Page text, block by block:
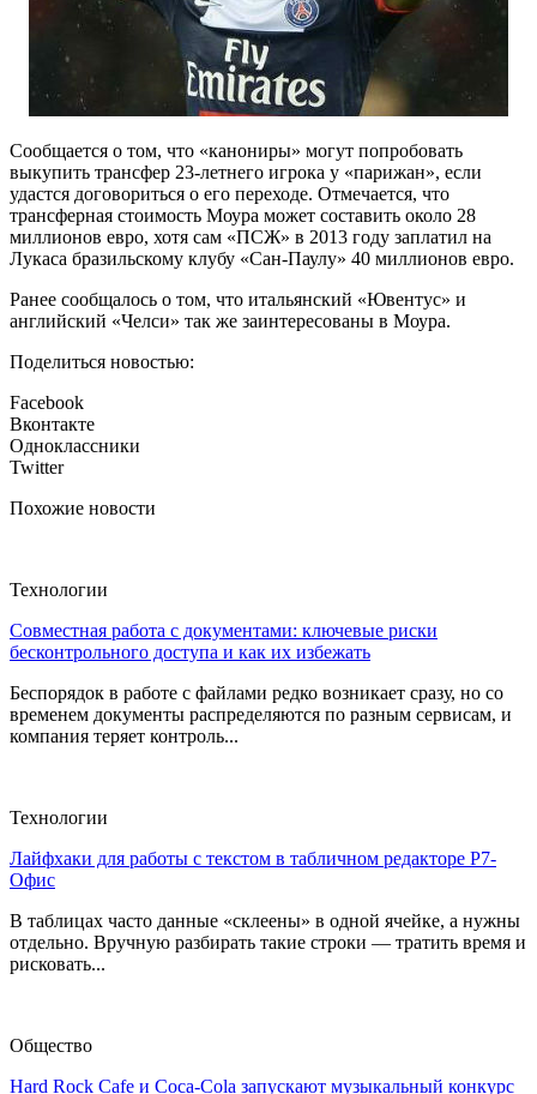
Сообщается о том, что «канониры» могут попробовать
выкупить трансфер 23-летнего игрока у «парижан», если
удастся договориться о его переходе. Отмечается, что
трансферная стоимость Моура может составить около 28
миллионов евро, хотя сам «ПСЖ» в 2013 году заплатил на
Лукаса бразильскому клубу «Сан-Паулу» 40 миллионов евро.
Ранее сообщалось о том, что итальянский «Ювентус» и
английский «Челси» так же заинтересованы в Моура.
Поделиться новостью:
Facebook
Вконтакте
Одноклассники
Twitter
Похожие новости
Технологии
Совместная работа с документами: ключевые риски
бесконтрольного доступа и как их избежать
Беспорядок в работе с файлами редко возникает сразу, но со
временем документы распределяются по разным сервисам, и
компания теряет контроль...
Технологии
Лайфхаки для работы с текстом в табличном редакторе Р7-
Офис
В таблицах часто данные «склеены» в одной ячейке, а нужны
отдельно. Вручную разбирать такие строки — тратить время и
рисковать...
Общество
Hard Rock Cafe и Coca-Cola запускают музыкальный конкурс